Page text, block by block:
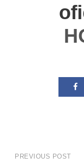
PREVIOUS POST